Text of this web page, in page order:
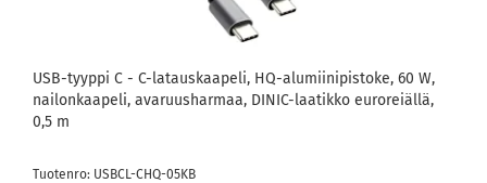
USB-tyyppi C - C-latauskaapeli, HQ-alumiinipistoke, 60 W,
nailonkaapeli, avaruusharmaa, DINIC-laatikko euroreiällä,
0,5 m
Tuotenro: USBCL-CHQ-05KB